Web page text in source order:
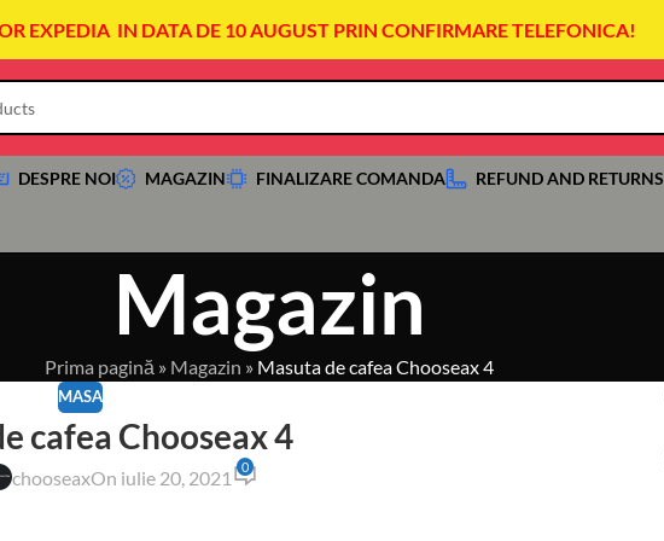
EXPEDIA IN DATA DE 10 AUGUST PRIN CONFIRMARE TELEFONICA!
DESPRE NOI MAGAZIN FINALIZARE COMANDA REFUND AND RETURNS
Magazin
Prima pagină » Magazin » Masuta de cafea Chooseax 4
MASA
cafea Chooseax 4
chooseaxOn iulie 20, 2021 0